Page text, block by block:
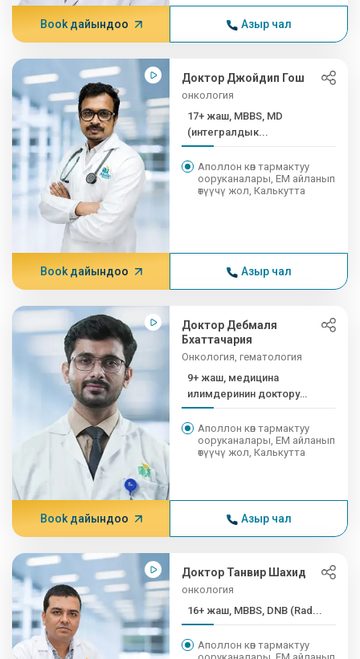
Book дайындоо Азыр чал
Доктор Джойдип Гош
онкология
17+ жаш, MBBS, MD
(интегралдык...
Аполлон көп тармактуу
ооруканалары, EM айланып
өтүүчү жол, Калькутта
Book дайындоо Азыр чал
Доктор Дебмаля
Бхаттачария
Онкология, гематология
9+ жаш, медицина
илимдеринин доктору
(медициналык илимдер
доктору) (...
Аполлон көп тармактуу
ооруканалары, EM айланып
өтүүчү жол, Калькутта
Book дайындоо Азыр чал
Доктор Танвир Шахид
онкология
16+ жаш, MBBS, DNB (Rad...
Аполлон көп тармактуу